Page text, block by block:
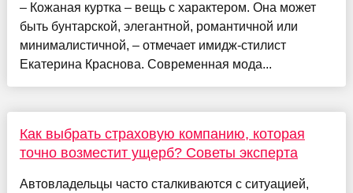
– Кожаная куртка – вещь с характером. Она может
быть бунтарской, элегантной, романтичной или
минималистичной, – отмечает имидж-стилист
Екатерина Краснова. Современная мода...
Как выбрать страховую компанию, которая
точно возместит ущерб? Советы эксперта
Автовладельцы часто сталкиваются с ситуацией,